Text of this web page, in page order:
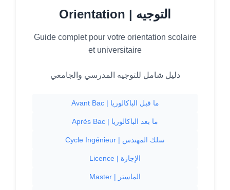
Orientation | التوجيه
Guide complet pour votre orientation scolaire
et universitaire
دليل شامل للتوجيه المدرسي والجامعي
Avant Bac | ما قبل الباكالوريا
Après Bac | ما بعد الباكالوريا
Cycle Ingénieur | سلك المهندس
Licence | الإجازة
Master | الماستر